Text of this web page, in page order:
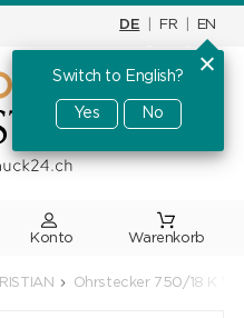
DE FR EN
Switch to English?
Yes No
Warenkorb
Ohrstecker 750/18 K